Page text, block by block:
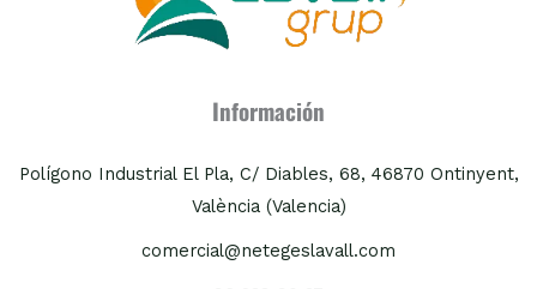
Información
Polígono Industrial El Pla, C/ Diables, 68, 46870 Ontinyent,
València (Valencia)
comercial@netegeslavall.com